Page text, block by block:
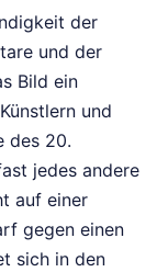
der
und der
Bild ein
und
des 20.
jedes andere
auf einer
gegen einen
sich in den